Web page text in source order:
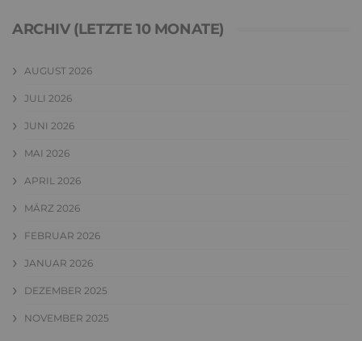
ARCHIV (LETZTE 10 MONATE)
AUGUST 2026
JULI 2026
JUNI 2026
MAI 2026
APRIL 2026
MÄRZ 2026
FEBRUAR 2026
JANUAR 2026
DEZEMBER 2025
NOVEMBER 2025